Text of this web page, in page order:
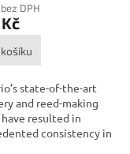
DPH
state-of-the-art
and reed-making
have resulted in
consistency in